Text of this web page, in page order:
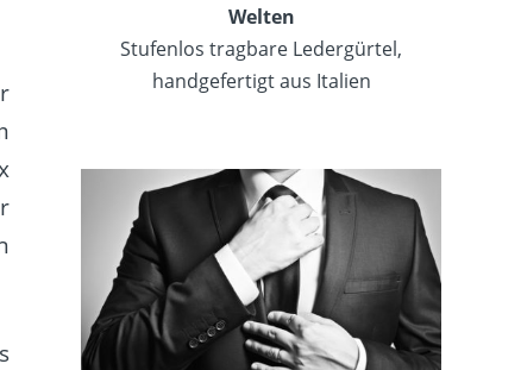
Welten
Stufenlos tragbare Ledergürtel,
handgefertigt aus Italien